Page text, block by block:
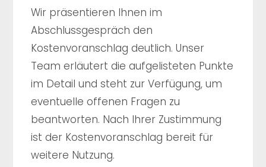
Wir präsentieren Ihnen im
Abschlussgespräch den
Kostenvoranschlag deutlich. Unser
Team erläutert die aufgelisteten Punkte
im Detail und steht zur Verfügung, um
eventuelle offenen Fragen zu
beantworten. Nach Ihrer Zustimmung
ist der Kostenvoranschlag bereit für
weitere Nutzung.